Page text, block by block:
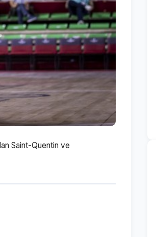
Saint-Quentin ve